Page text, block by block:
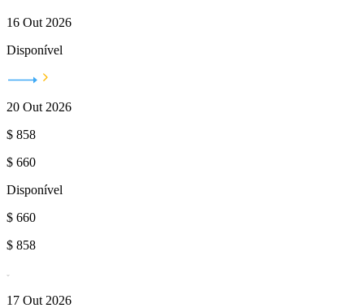
16 Out 2026
Disponível
20 Out 2026
$ 858
$ 660
Disponível
$ 660
$ 858
17 Out 2026